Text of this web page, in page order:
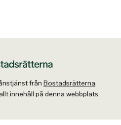
från Bostadsrätterna.
innehåll på denna webbplats.